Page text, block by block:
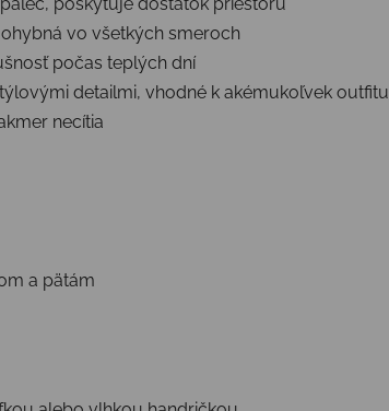
vo všetkých smeroch
počas teplých dní
detailmi, vhodné k akémukoľvek outfitu
necítia
a pätám